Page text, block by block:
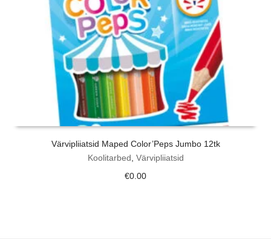
Värvipliiatsid Maped Color’Peps Jumbo 12tk
Koolitarbed, Värvipliiatsid
€0.00